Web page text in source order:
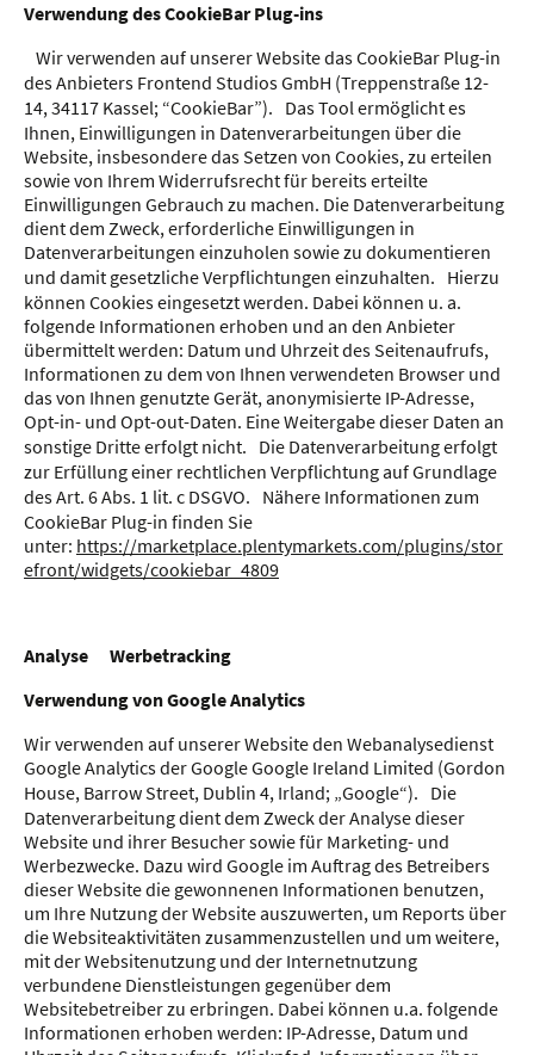
Verwendung des CookieBar Plug-ins
Wir verwenden auf unserer Website das CookieBar Plug-in
des Anbieters Frontend Studios GmbH (Treppenstraße 12-
14, 34117 Kassel; “CookieBar”). Das Tool ermöglicht es
Ihnen, Einwilligungen in Datenverarbeitungen über die
Website, insbesondere das Setzen von Cookies, zu erteilen
sowie von Ihrem Widerrufsrecht für bereits erteilte
Einwilligungen Gebrauch zu machen. Die Datenverarbeitung
dient dem Zweck, erforderliche Einwilligungen in
Datenverarbeitungen einzuholen sowie zu dokumentieren
und damit gesetzliche Verpflichtungen einzuhalten. Hierzu
können Cookies eingesetzt werden. Dabei können u. a.
folgende Informationen erhoben und an den Anbieter
übermittelt werden: Datum und Uhrzeit des Seitenaufrufs,
Informationen zu dem von Ihnen verwendeten Browser und
das von Ihnen genutzte Gerät, anonymisierte IP-Adresse,
Opt-in- und Opt-out-Daten. Eine Weitergabe dieser Daten an
sonstige Dritte erfolgt nicht. Die Datenverarbeitung erfolgt
zur Erfüllung einer rechtlichen Verpflichtung auf Grundlage
des Art. 6 Abs. 1 lit. c DSGVO. Nähere Informationen zum
CookieBar Plug-in finden Sie
unter: https://marketplace.plentymarkets.com/plugins/stor
efront/widgets/cookiebar_4809
Analyse Werbetracking
Verwendung von Google Analytics
Wir verwenden auf unserer Website den Webanalysedienst
Google Analytics der Google Google Ireland Limited (Gordon
House, Barrow Street, Dublin 4, Irland; „Google“). Die
Datenverarbeitung dient dem Zweck der Analyse dieser
Website und ihrer Besucher sowie für Marketing- und
Werbezwecke. Dazu wird Google im Auftrag des Betreibers
dieser Website die gewonnenen Informationen benutzen,
um Ihre Nutzung der Website auszuwerten, um Reports über
die Websiteaktivitäten zusammenzustellen und um weitere,
mit der Websitenutzung und der Internetnutzung
verbundene Dienstleistungen gegenüber dem
Websitebetreiber zu erbringen. Dabei können u.a. folgende
Informationen erhoben werden: IP-Adresse, Datum und